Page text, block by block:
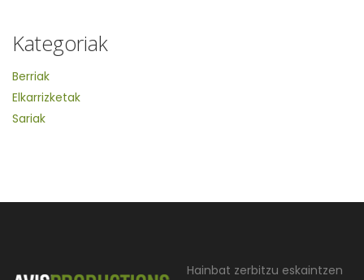
Kategoriak
Berriak
Elkarrizketak
Sariak
Hainbat zerbitzu eskaintzen